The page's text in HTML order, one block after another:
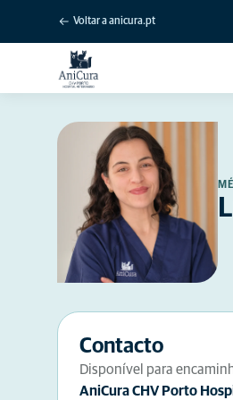
Voltar a anicura.pt
Contacto
Disponível para
AniCura CHV Porto